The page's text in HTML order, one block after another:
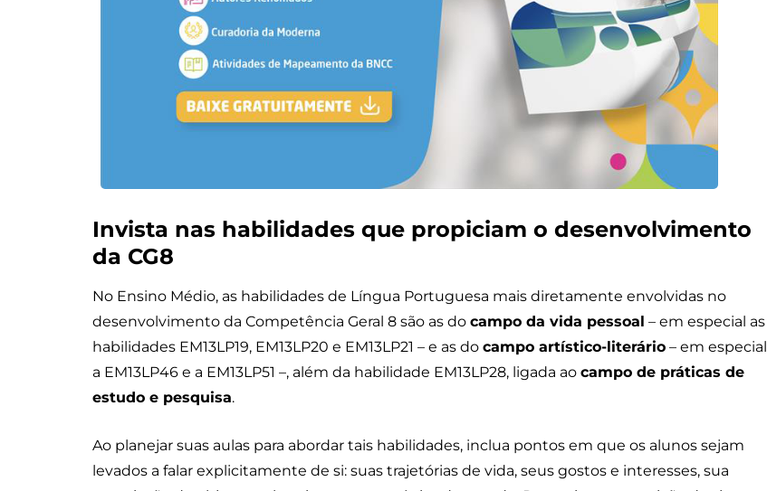
Invista nas habilidades que propiciam o desenvolvimento
da CG8
No Ensino Médio, as habilidades de Língua Portuguesa mais diretamente envolvidas no
desenvolvimento da Competência Geral 8 são as do campo da vida pessoal – em especial as
habilidades EM13LP19, EM13LP20 e EM13LP21 – e as do campo artístico-literário – em especial
a EM13LP46 e a EM13LP51 –, além da habilidade EM13LP28, ligada ao campo de práticas de
estudo e pesquisa.
Ao planejar suas aulas para abordar tais habilidades, inclua pontos em que os alunos sejam
levados a falar explicitamente de si: suas trajetórias de vida, seus gostos e interesses, sua